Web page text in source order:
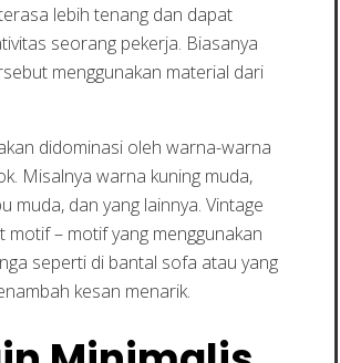
lebih tenang dan dapat
seorang pekerja. Biasanya
menggunakan material dari
didominasi oleh warna-warna
Misalnya warna kuning muda,
muda, dan yang lainnya. Vintage
motif – motif yang menggunakan
seperti di bantal sofa atau yang
kesan menarik.